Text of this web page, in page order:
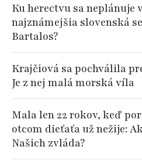
Ku herectvu sa neplánuje
najznámejšia slovenská
Bartalos?
Krajčiová sa pochválila
Je z nej malá morská víla
Mala len 22 rokov, keď
otcom dieťaťa už nežije:
Našich zvláda?